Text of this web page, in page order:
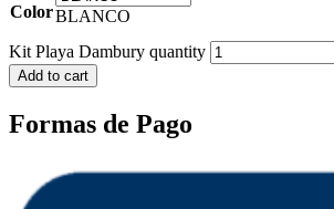
ColorBLANCO
Kit Playa Dambury quantity
Add to cart
Formas de Pago